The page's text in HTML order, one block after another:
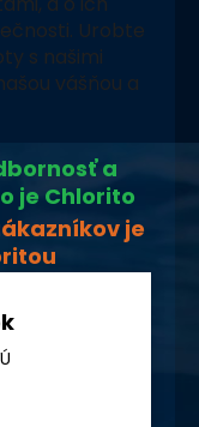
Urobte
s našimi
vášňou a
a
je Chlorito
je